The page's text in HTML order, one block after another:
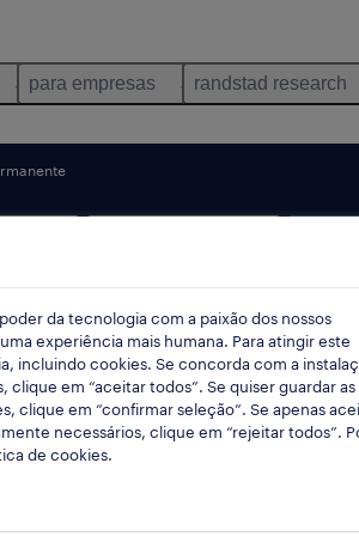
para empresas randstad research
empregos
da tecnologia com a paixão dos nossos
experiência mais humana. Para atingir este
incluindo cookies. Se concorda com a
em “aceitar todos”. Se quiser guardar as
clique em “confirmar seleção”. Se apenas
necessários, clique em “rejeitar todos”.
de cookies.